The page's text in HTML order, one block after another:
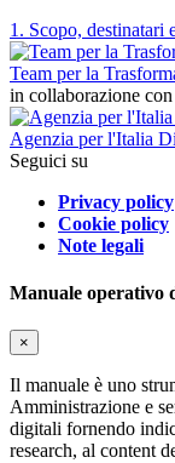
1. Scopo, destinatari
Team per la
in collaborazione con
Agenzia per l'Italia
Seguici su
Privacy policy
Cookie policy
Note legali
Manuale operativo
×
Il manuale è uno
Amministrazione e
digitali fornendo
research, al content